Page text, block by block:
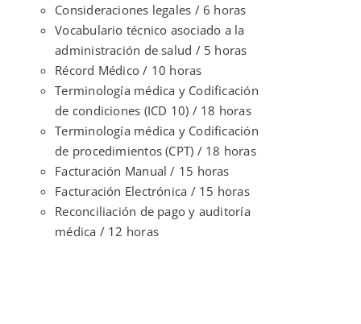
Consideraciones legales / 6 horas
Vocabulario técnico asociado a la
administración de salud / 5 horas
Récord Médico / 10 horas
Terminología médica y Codificación
de condiciones (ICD 10) / 18 horas
Terminología médica y Codificación
de procedimientos (CPT) / 18 horas
Facturación Manual / 15 horas
Facturación Electrónica / 15 horas
Reconciliación de pago y auditoría
médica / 12 horas